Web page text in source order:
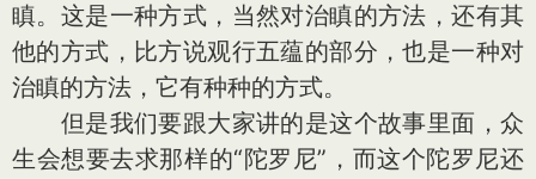
瞋。这是一种方式，当然对治瞋的方法，还有其
他的方式，比方说观行五蕴的部分，也是一种对
治瞋的方法，它有种种的方式。
但是我们要跟大家讲的是这个故事里面，众
生会想要去求那样的“陀罗尼”，而这个陀罗尼还